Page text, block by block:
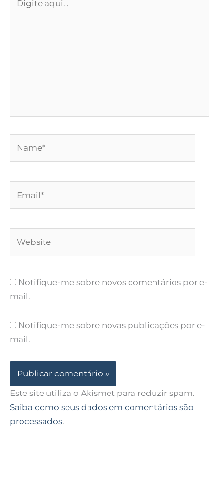
aqui...
Notifique-me sobre novos comentários por e-
mail.
Notifique-me sobre novas publicações por e-
mail.
Este site utiliza o Akismet para reduzir spam.
Saiba como seus dados em comentários são
processados.